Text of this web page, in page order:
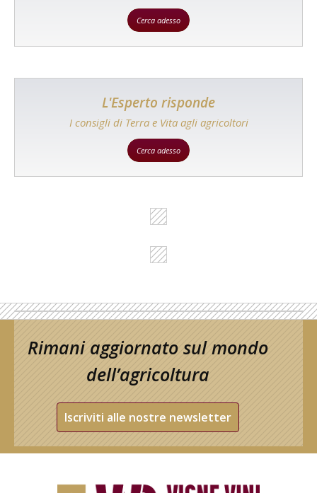
Cerca adesso
L'Esperto risponde
I consigli di Terra e Vita agli agricoltori
Cerca adesso
Rimani aggiornato sul mondo
dell’agricoltura
Iscriviti alle nostre newsletter